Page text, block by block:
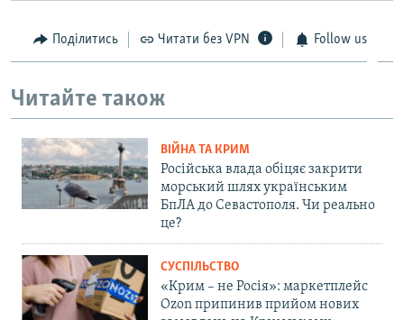
Поділитись Читати без VPN Follow us
Читайте також
ВІЙНА ТА КРИМ
Російська влада обіцяє закрити
морський шлях українським
БпЛА до Севастополя. Чи реально
це?
СУСПІЛЬСТВО
«Крим – не Росія»: маркетплейс
Ozon припинив прийом нових